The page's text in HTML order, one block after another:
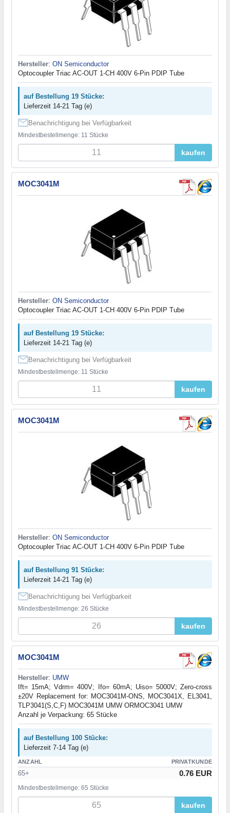
Hersteller: ON Semiconductor
Optocoupler Triac AC-OUT 1-CH 400V 6-Pin PDIP Tube
auf Bestellung 19 Stücke:
Lieferzeit 14-21 Tag (e)
Benachrichtigung bei Verfügbarkeit
Mindestbestellmenge: 11 Stücke
kaufen
MOC3041M
Hersteller: ON Semiconductor
Optocoupler Triac AC-OUT 1-CH 400V 6-Pin PDIP Tube
auf Bestellung 19 Stücke:
Lieferzeit 14-21 Tag (e)
Benachrichtigung bei Verfügbarkeit
Mindestbestellmenge: 11 Stücke
kaufen
MOC3041M
Hersteller: ON Semiconductor
Optocoupler Triac AC-OUT 1-CH 400V 6-Pin PDIP Tube
auf Bestellung 91 Stücke:
Lieferzeit 14-21 Tag (e)
Benachrichtigung bei Verfügbarkeit
Mindestbestellmenge: 26 Stücke
kaufen
MOC3041M
Hersteller: UMW
Ift= 15mA; Vdrm= 400V; Ifo= 60mA; Uiso= 5000V; Zero-cross
±20V Replacement for: MOC3041M-ONS, MOC3041X, EL3041,
TLP3041(S,C,F) MOC3041M UMW ORMOC3041 UMW
Anzahl je Verpackung: 65 Stücke
auf Bestellung 100 Stücke:
Lieferzeit 7-14 Tag (e)
ANZAHL PRIVATKUNDE
65+ 0.76 EUR
Mindestbestellmenge: 65 Stücke
kaufen